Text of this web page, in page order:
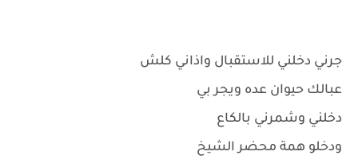
جرني دخلني للاستقبال واذاني كلش
عبالك حيوان عده ويجر بي
دخلني وشمرني بالكاع
ودخلو همة محضر الشيخ